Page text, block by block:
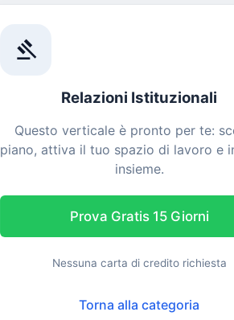
gavel
Relazioni Istituzionali
Questo verticale è pronto per te:
piano, attiva il tuo spazio di lavoro e
insieme.
Prova Gratis 15 Giorni
Nessuna carta di credito richiesta
Torna alla categoria